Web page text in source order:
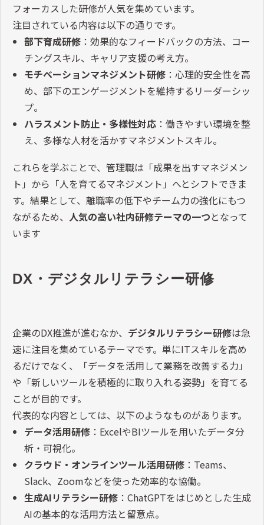
フォーカスした研修が人気を集めています。
注目されている内容は以下の通りです。
部下育成研修 ：効果的なフィードバックの方法、コー
チングスキル、キャリア支援の考え方。
モチベーションマネジメント研修 ：心理的安全性を高
め、部下のエンゲージメントを維持するリーダーシッ
プ。
ハラスメント防止・多様性対応 ：働きやすい環境を整
え、多様な人材を活かすマネジメントスキル。
これらを学ぶことで、管理職は「成果を出すマネジメン
ト」から「人を育てるマネジメント」へとシフトできま
す。結果として、離職率の低下やチーム力の強化にもつ
ながるため、 人気の高い社内研修テーマの一つとなって
います
DX・デジタルリテラシー研修
企業のDX推進が進むなか、 デジタルリテラシー研修は急
速に注目を集めているテーマです。単にITスキルを高め
るだけでなく、「データを活用して業務を改善する力」
や「新しいツールを積極的に取り入れる姿勢」を育てる
ことが目的です。
代表的な内容としては、以下のようなものがあります。
データ活用研修 ： ExcelやBIツールを用いたデータ分
析・可視化。
クラウド・オンラインツール活用研修 ： Teams、
Slack、 Zoomなどを使った効率的な協働。
生成AIリテラシー研修 ： ChatGPTをはじめとした生成
AIの基本的な活用方法と留意点。